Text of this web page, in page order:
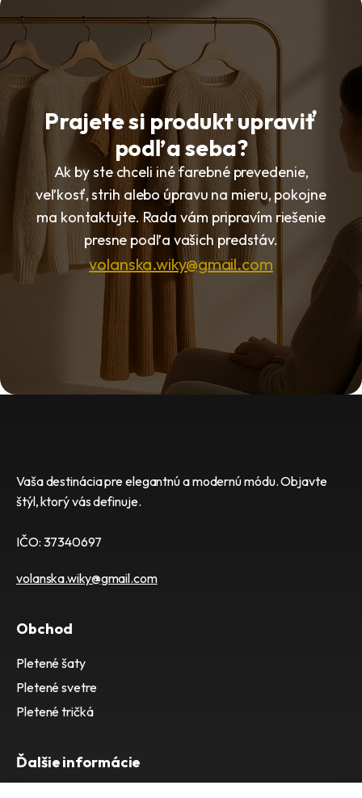
Prajete si produkt upraviť
podľa seba?
Ak by ste chceli iné farebné prevedenie,
veľkosť, strih alebo úpravu na mieru, pokojne
ma kontaktujte. Rada vám pripravím riešenie
presne podľa vašich predstáv.
volanska.wiky@gmail.com
Vaša destinácia pre elegantnú a modernú módu. Objavte
štýl, ktorý vás definuje.
IČO: 37340697
volanska.wiky@gmail.com
Obchod
Pletené šaty
Pletené svetre
Pletené tričká
Ďalšie informácie